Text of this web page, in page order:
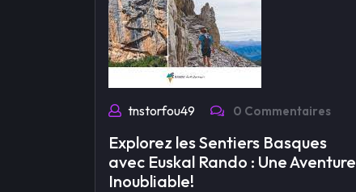
tnstorfou49 0 Commentaires
Explorez les Sentiers Basques
avec Euskal Rando : Une Aventure
Inoubliable!